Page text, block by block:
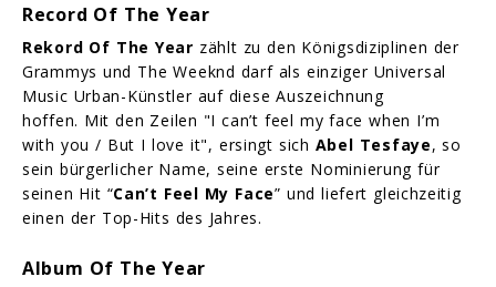
Record Of The Year
Rekord Of The Year zählt zu den Königsdiziplinen der
Grammys und The Weeknd darf als einziger Universal
Music Urban-Künstler auf diese Auszeichnung
hoffen. Mit den Zeilen "I can’t feel my face when I’m
with you / But I love it", ersingt sich Abel Tesfaye, so
sein bürgerlicher Name, seine erste Nominierung für
seinen Hit “Can’t Feel My Face” und liefert gleichzeitig
einen der Top-Hits des Jahres.
Album Of The Year